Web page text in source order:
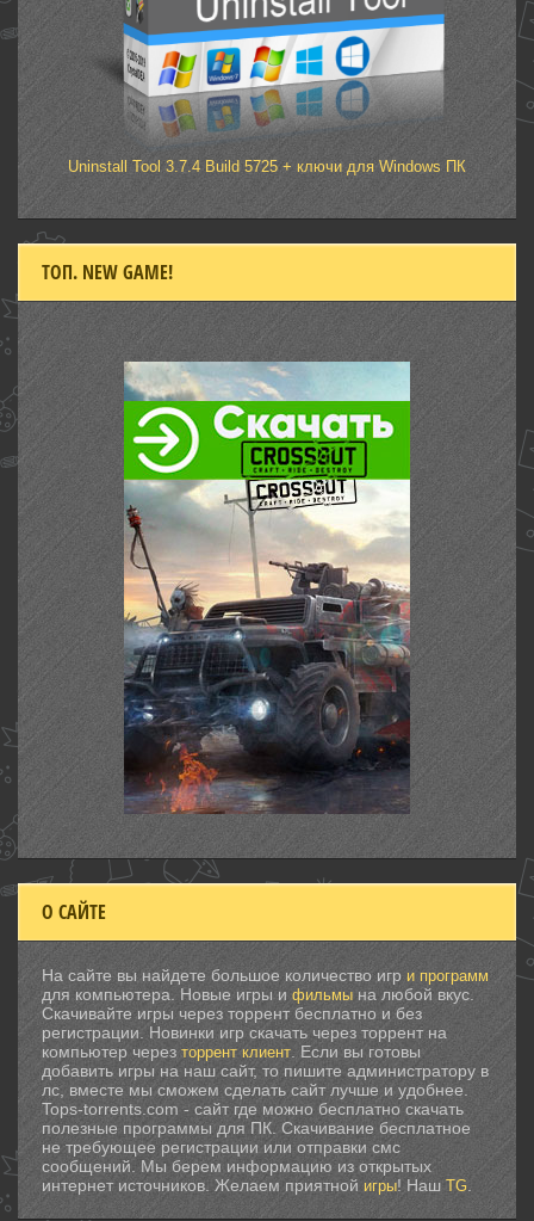
Uninstall Tool 3.7.4 Build 5725 + ключи для Windows ПК
ТОП. NEW GAME!
О САЙТЕ
На сайте вы найдете большое количество игр и программ
для компьютера. Новые игры и фильмы на любой вкус.
Скачивайте игры через торрент бесплатно и без
регистрации. Новинки игр скачать через торрент на
компьютер через торрент клиент . Если вы готовы
добавить игры на наш сайт, то пишите администратору в
лс, вместе мы сможем сделать сайт лучше и удобнее.
Tops-torrents.com - сайт где можно бесплатно скачать
полезные программы для ПК. Скачивание бесплатное
не требующее регистрации или отправки смс
сообщений. Мы берем информацию из открытых
интернет источников. Желаем приятной игры! Наш TG